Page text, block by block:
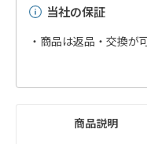
商品説明
当社の保証
・商品は返品・交換が